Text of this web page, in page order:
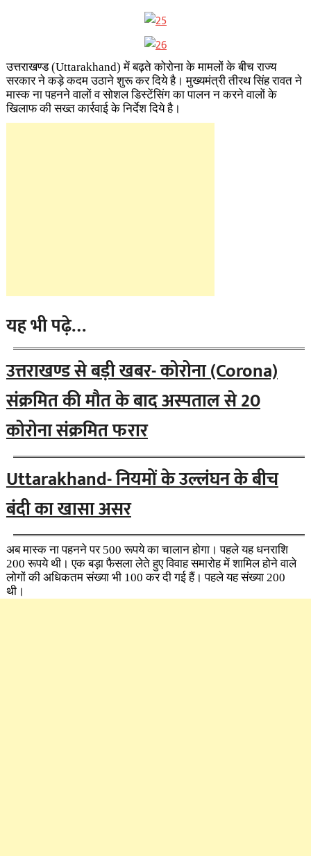
उत्तराखण्ड (Uttarakhand) में बढ़ते कोरोना के मामलों के बीच राज्य
सरकार ने कड़े कदम उठाने शुरू कर दिये है। मुख्यमंत्री तीरथ सिंह रावत ने
मास्क ना पहनने वालों व सोशल डिस्टेंसिंग का पालन न करने वालों के
खिलाफ की सख्त कार्रवाई के निर्देश दिये है।
यह भी पढ़े…
उत्तराखण्ड से बड़ी खबर- कोरोना (Corona)
संक्रमित की मौत के बाद अस्पताल से 20
कोरोना संक्रमित फरार
Uttarakhand- नियमों के उल्लंघन के बीच
बंदी का खासा असर
अब मास्क ना पहनने पर 500 रूपये का चालान होगा। पहले यह धनराशि
200 रूपये थी। एक बड़ा फैसला लेते हुए विवाह समारोह में शामिल होने वाले
लोगों की अधिकतम संख्या भी 100 कर दी गई हैं। पहले यह संख्या 200
थी।